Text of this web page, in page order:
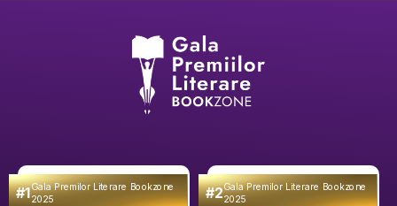
#1Gala Premilor Literare Bookzone
2025 #2Gala Premilor Literare Bookzone
2025